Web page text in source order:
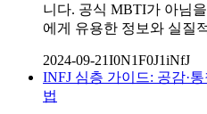
니다. 공식 MBTI가 아님
에게 유용한 정보와 실질
2024-09-21I0N1F0J1iNfJ
INFJ 심층 가이드: 공감·
법